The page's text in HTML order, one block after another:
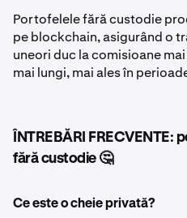
Portofelele fără custodie
pe blockchain, asigurând o
uneori duc la comisioane
mai lungi, mai ales în
ÎNTREBĂRI FRECVENTE:
fără custodie 🤔
Ce este o cheie privată?